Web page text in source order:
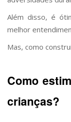
Além disso, é
melhor
Mas, como
Como
crianças?